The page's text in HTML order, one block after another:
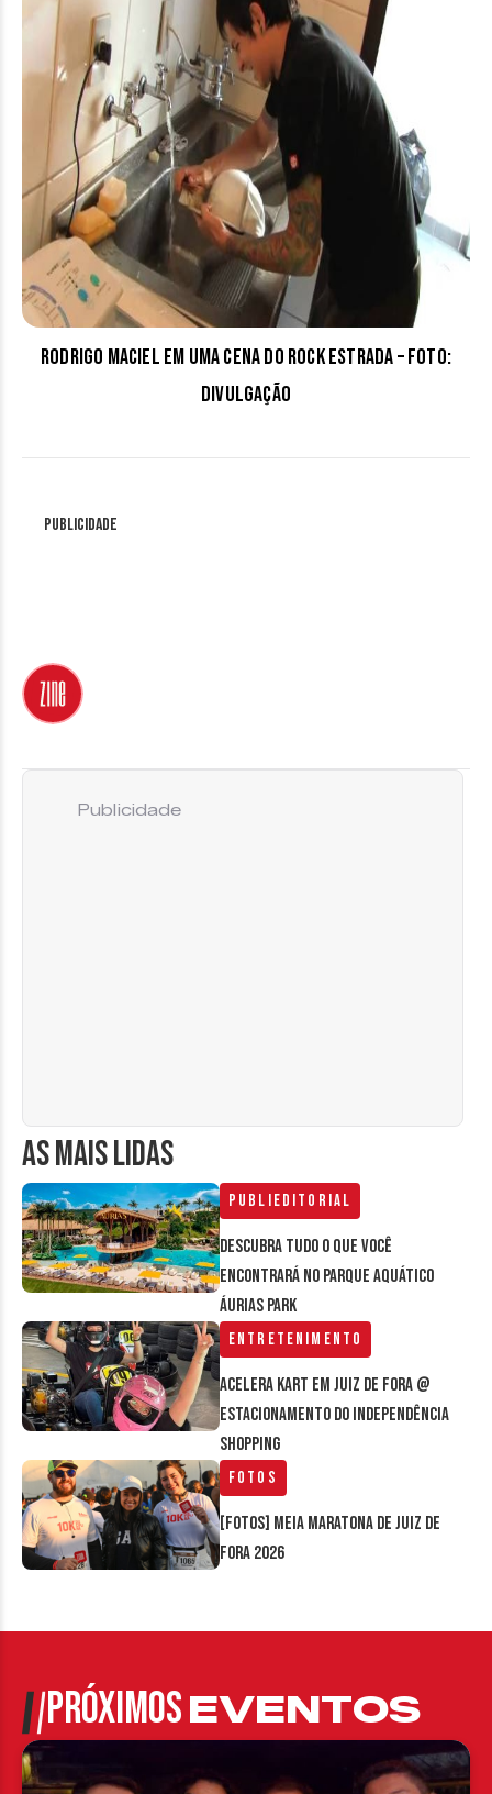
Rodrigo Maciel em uma cena do Rock Estrada – foto:
divulgação
Publicidade
AS MAIS LIDAS
Publieditorial
Descubra tudo o que você
encontrará no parque aquático
Áurias Park
Entretenimento
Acelera Kart em Juiz de Fora @
estacionamento do Independência
Shopping
Fotos
[FOTOS] Meia Maratona de Juiz de
Fora 2026
Publicidade
PRÓXIMOSEVENTOS